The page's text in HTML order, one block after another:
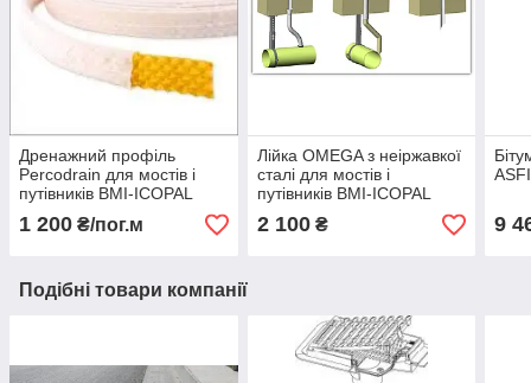
Дренажний профіль
Percodrain для мостів і
путівників BMI-ICOPAL
1 200 ₴/пог.м
Лійка OMEGA з неіржавкої
сталі для мостів і
путівників BMI-ICOPAL
2 100₴ 9
Подібні товари компанії